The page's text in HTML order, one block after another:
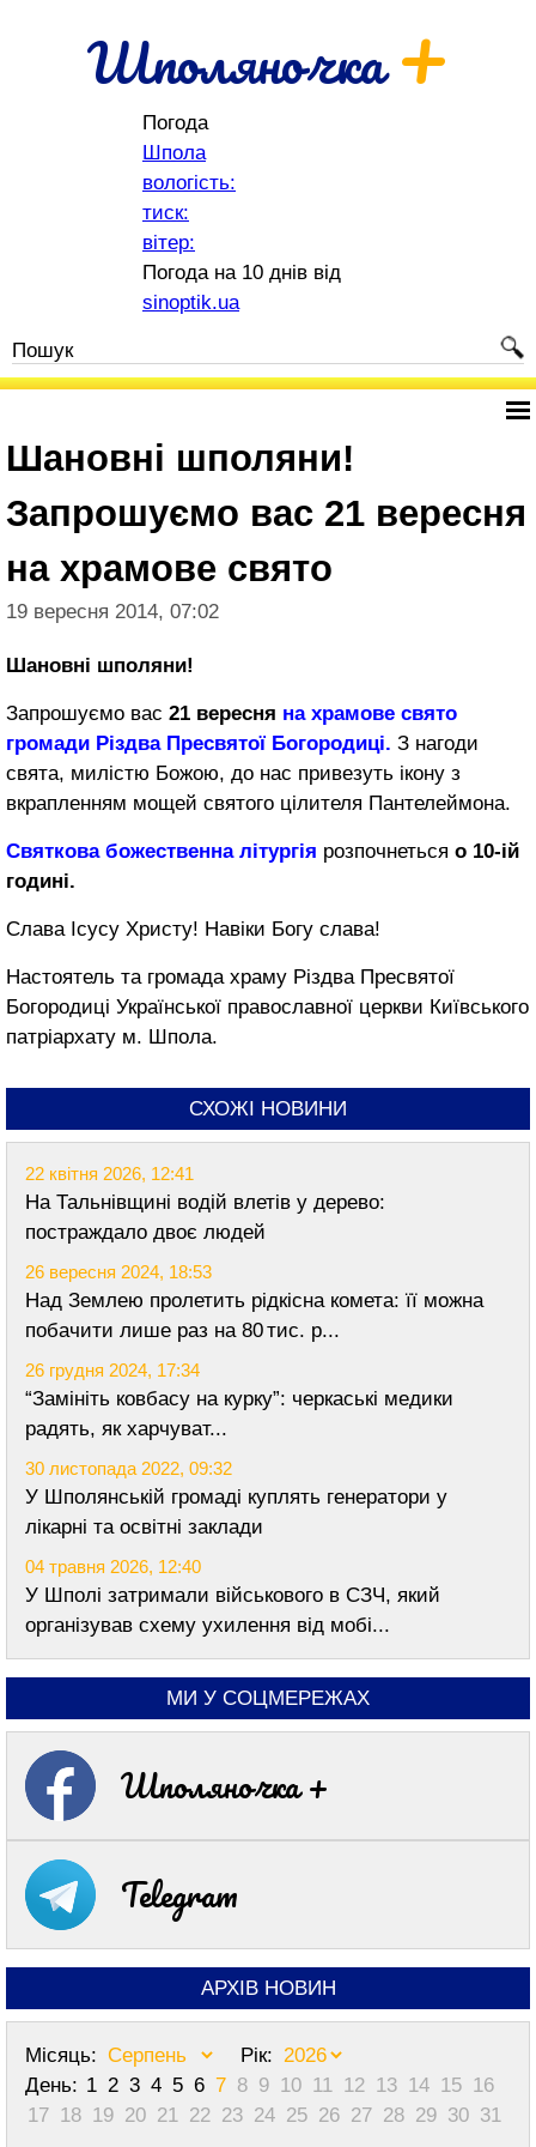
Шполяночка+
Погода
Шпола
вологість:
тиск:
вітер:
Погода на 10 днів від
sinoptik.ua
Шановні шполяни!
Запрошуємо вас 21 вересня
на храмове свято
19 вересня 2014, 07:02
Шановні шполяни!
Запрошуємо вас 21 вересня на храмове свято
громади Різдва Пресвятої Богородиці. З нагоди
свята, милістю Божою, до нас привезуть ікону з
вкрапленням мощей святого цілителя Пантелеймона.
Святкова божественна літургія розпочнеться о 10-ій
годині.
Слава Ісусу Христу! Навіки Богу слава!
Настоятель та громада храму Різдва Пресвятої
Богородиці Української православної церкви Київського
патріархату м. Шпола.
СХОЖІ НОВИНИ
22 квітня 2026, 12:41
На Тальнівщині водій влетів у дерево:
постраждало двоє людей
26 вересня 2024, 18:53
Над Землею пролетить рідкісна комета: її можна
побачити лише раз на 80 тис. р...
26 грудня 2024, 17:34
“Замініть ковбасу на курку”: черкаські медики
радять, як харчуват...
30 листопада 2022, 09:32
У Шполянській громаді куплять генератори у
лікарні та освітні заклади
04 травня 2026, 12:40
У Шполі затримали військового в СЗЧ, який
організував схему ухилення від мобі...
МИ У СОЦМЕРЕЖАХ
Шполяночка +
Telegram
АРХІВ НОВИН
Місяць:
Рік:
День: 1 2 3 4 5 6 7 8 9 10 11 12 13 14 15 16
17 18 19 20 21 22 23 24 25 26 27 28 29 30 31